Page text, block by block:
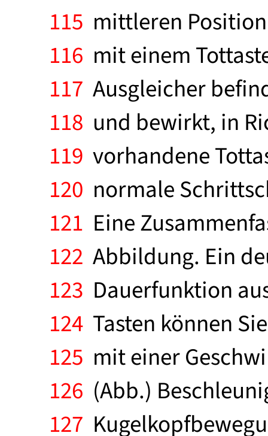
115 mittleren
116 mit einem
117 Ausgleicher
118 und bewirkt, in
119 vorhandene
120 normale
121 Eine
122 Abbildung. Ein
123 Dauerfunktion
124 Tasten können
125 mit einer
126 (Abb.)
127